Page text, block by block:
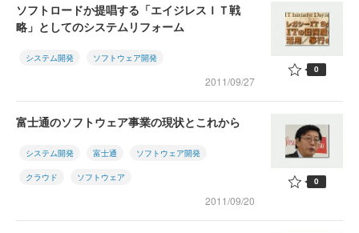
ソフトロードか提唱する「エイジレスＩＴ戦
略」としてのシステムリフォーム
システム開発 ソフトウェア開発
2011/09/27
0
富士通のソフトウェア事業の現状とこれから
システム開発 富士通 ソフトウェア開発
クラウド ソフトウェア
2011/09/20
0